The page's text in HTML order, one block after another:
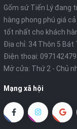
Gốm sứ Tiến Lý đang
hàng phong phú giá
tốt nhất cho khách
Địa chỉ: 34 Thôn 5 Bát
Điện thoại:
Mở cửa: Thứ 2 - Chủ
Mạng xã hội